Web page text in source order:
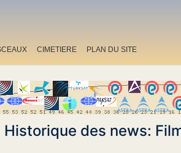
CIMETIERE PLAN DU SITE
Historique des news: